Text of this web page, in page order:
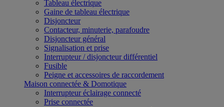
Tableau électrique
Gaine de tableau électrique
Disjoncteur
Contacteur, minuterie, parafoudre
Disjoncteur général
Signalisation et prise
Interrupteur / disjoncteur différentiel
Fusible
Peigne et accessoires de raccordement
Maison connectée & Domotique
Interrupteur éclairage connecté
Prise connectée